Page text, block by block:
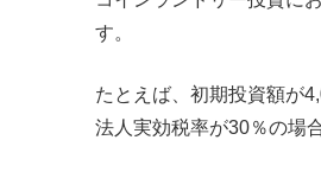
す。
たとえば、初期投資額が
法人実効税率が30％の場